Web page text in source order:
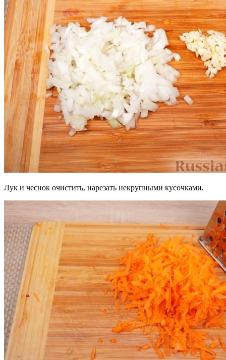
Лук и чеснок очистить, нарезать некрупными кусочками.